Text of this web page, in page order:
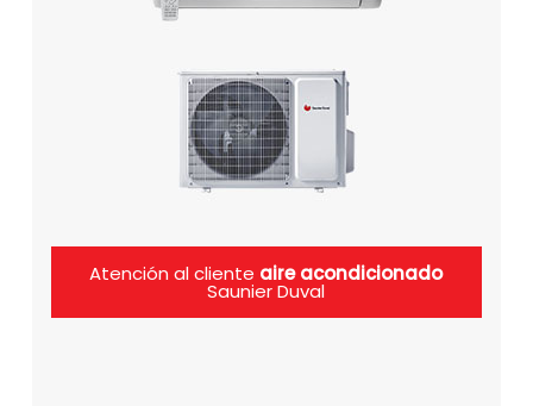
Atención al cliente aire acondicionado
Saunier Duval